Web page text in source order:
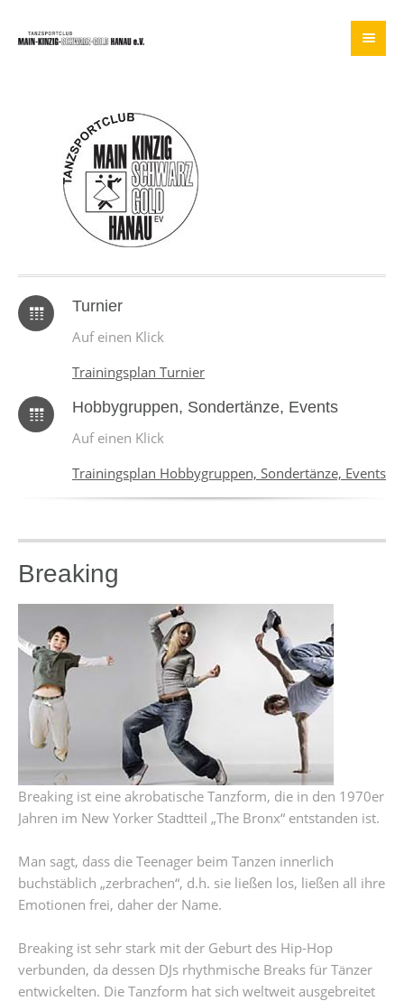
Turnier
Auf einen Klick
Trainingsplan Turnier
Hobbygruppen, Sondertänze, Events
Auf einen Klick
Trainingsplan Hobbygruppen, Sondertänze, Events
Breaking
Breaking ist eine akrobatische Tanzform, die in den 1970er
Jahren im New Yorker Stadtteil „The Bronx“ entstanden ist.
Man sagt, dass die Teenager beim Tanzen innerlich
buchstäblich „zerbrachen“, d.h. sie ließen los, ließen all ihre
Emotionen frei, daher der Name.
Breaking ist sehr stark mit der Geburt des Hip-Hop
verbunden, da dessen DJs rhythmische Breaks für Tänzer
entwickelten. Die Tanzform hat sich weltweit ausgebreitet